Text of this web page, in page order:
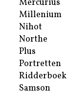
Mercurius
Millenium
Nihot
Northe
Plus
Portretten
Ridderboek
Samson